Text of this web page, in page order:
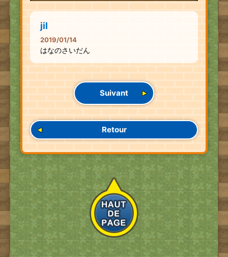
jil
2019/01/14
はなのさいだん
Suivant
Retour